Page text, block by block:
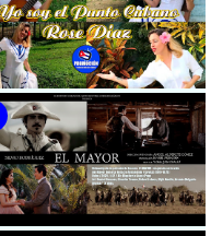
🟡 Riger DLC || ¨LCA ( La
)¨ || Director: Dani
|| Música cubana || Videoclip
|| CUBA
Díaz || ¨Yo soy el Punto
Cubano¨ (Autores: Celina
González y Reutilio